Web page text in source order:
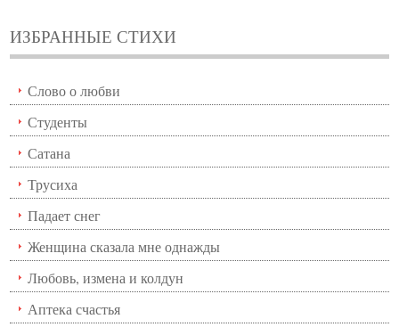
ИЗБРАННЫЕ СТИХИ
Слово о любви
Студенты
Сатана
Трусиха
Падает снег
Женщина сказала мне однажды
Любовь, измена и колдун
Аптека счастья